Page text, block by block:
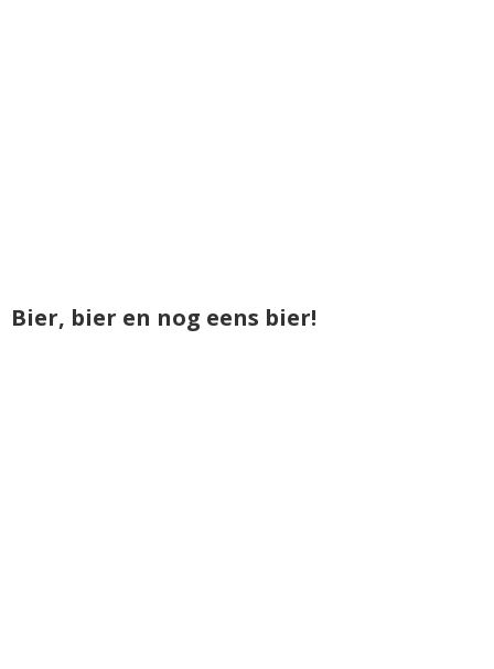
Bier, bier en nog eens bier!